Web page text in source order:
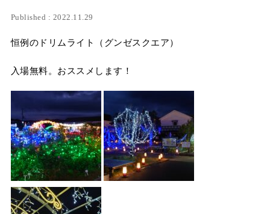
Published : 2022.11.29
恒例のドリムライト（グンゼスクエア）
入場無料。おススメします！